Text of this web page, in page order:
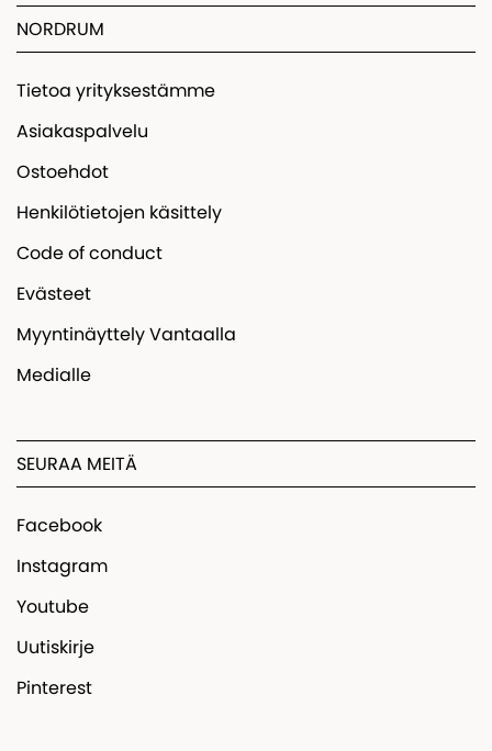
NORDRUM
Tietoa yrityksestämme
Asiakaspalvelu
Ostoehdot
Henkilötietojen käsittely
Code of conduct
Evästeet
Myyntinäyttely Vantaalla
Medialle
SEURAA MEITÄ
Facebook
Instagram
Youtube
Uutiskirje
Pinterest